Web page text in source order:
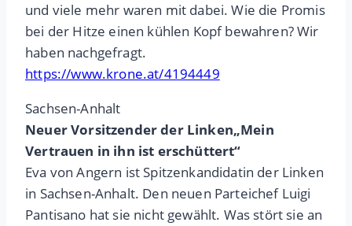
und viele mehr waren mit dabei. Wie die Promis
bei der Hitze einen kühlen Kopf bewahren? Wir
haben nachgefragt.
https://www.krone.at/4194449
Sachsen-Anhalt
Neuer Vorsitzender der Linken„Mein
Vertrauen in ihn ist erschüttert“
Eva von Angern ist Spitzenkandidatin der Linken
in Sachsen-Anhalt. Den neuen Parteichef Luigi
Pantisano hat sie nicht gewählt. Was stört sie an